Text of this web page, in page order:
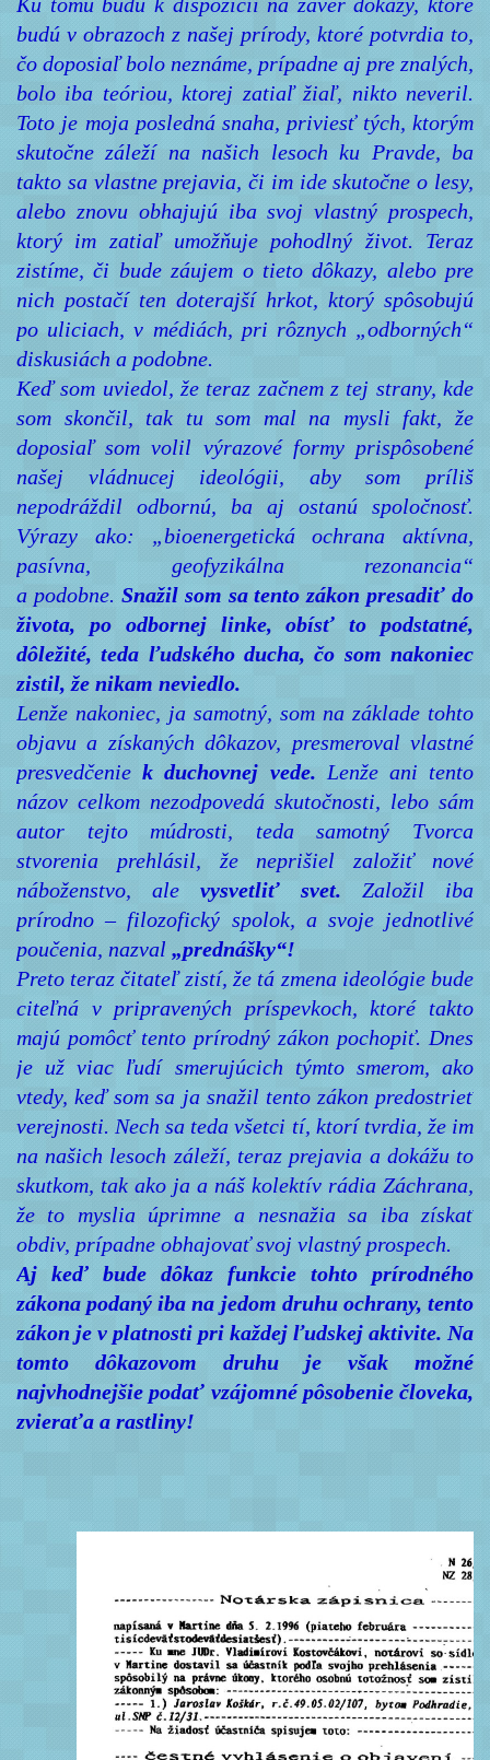
budú v obrazoch z našej prírody, ktoré potvrdia to,
čo doposiaľ bolo neznáme, prípadne aj pre znalých,
bolo iba teóriou, ktorej zatiaľ žiaľ, nikto neveril.
Toto je moja posledná snaha, priviesť tých, ktorým
skutočne záleží na našich lesoch ku Pravde, ba
takto sa vlastne prejavia, či im ide skutočne o lesy,
alebo znovu obhajujú iba svoj vlastný prospech,
ktorý im zatiaľ umožňuje pohodlný život. Teraz
zistíme, či bude záujem o tieto dôkazy, alebo pre
nich postačí ten doterajší hrkot, ktorý spôsobujú
po uliciach, v médiách, pri rôznych „odborných“
diskusiách a podobne.
Keď som uviedol, že teraz začnem z tej strany, kde
som skončil, tak tu som mal na mysli fakt, že
doposiaľ som volil výrazové formy prispôsobené
našej vládnucej ideológii, aby som príliš
nepodráždil odbornú, ba aj ostanú spoločnosť.
Výrazy ako: „bioenergetická ochrana aktívna,
pasívna, geofyzikálna rezonancia“
a podobne. Snažil som sa tento zákon presadiť do
života, po odbornej linke, obísť to podstatné,
dôležité, teda ľudského ducha, čo som nakoniec
zistil, že nikam neviedlo.
Lenže nakoniec, ja samotný, som na základe tohto
objavu a získaných dôkazov, presmeroval vlastné
presvedčeniek duchovnej vede. Lenže ani tento
názov celkom nezodpovedá skutočnosti, lebo sám
autor tejto múdrosti, teda samotný Tvorca
stvorenia prehlásil, že neprišiel založiť nové
náboženstvo, ale vysvetliť svet.Založil iba
prírodno – filozofický spolok, a svoje jednotlivé
poučenia, nazval „prednášky“!
Preto teraz čitateľ zistí, že tá zmena ideológie bude
citeľná v pripravených príspevkoch, ktoré takto
majú pomôcť tento prírodný zákon pochopiť. Dnes
je už viac ľudí smerujúcich týmto smerom, ako
vtedy, keď som sa ja snažil tento zákon predostrieť
verejnosti. Nech sa teda všetci tí, ktorí tvrdia, že im
na našich lesoch záleží, teraz prejavia a dokážu to
skutkom, tak ako ja a náš kolektív rádia Záchrana,
že to myslia úprimne a nesnažia sa iba získať
obdiv, prípadne obhajovať svoj vlastný prospech.
Aj keď bude dôkaz funkcie tohto prírodného
zákona podaný iba na jedom druhu ochrany, tento
zákon je v platnosti pri každej ľudskej aktivite. Na
tomto dôkazovom druhu je však možné
najvhodnejšie podať vzájomné pôsobenie človeka,
zvieraťa a rastliny!